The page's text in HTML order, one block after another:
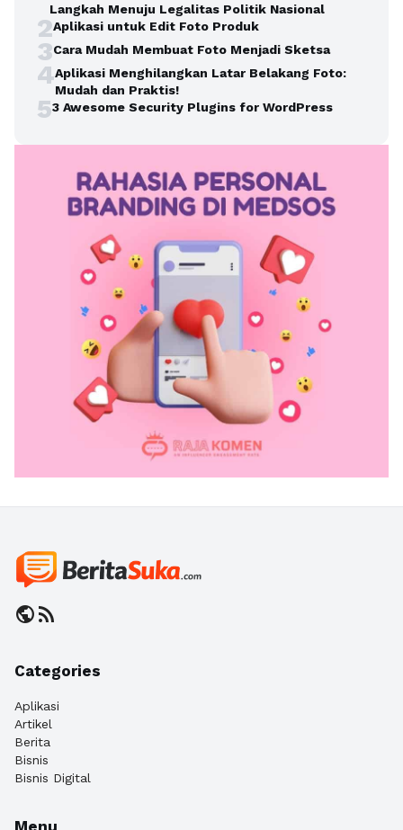
Langkah Menuju Legalitas Politik Nasional
2Aplikasi untuk Edit Foto Produk
3Cara Mudah Membuat Foto Menjadi Sketsa
4Aplikasi Menghilangkan Latar Belakang Foto:
Mudah dan Praktis!
53 Awesome Security Plugins for WordPress
publicrss_feed
Categories
Aplikasi
Artikel
Berita
Bisnis
Bisnis Digital
Menu